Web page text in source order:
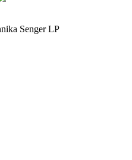
Senger LP